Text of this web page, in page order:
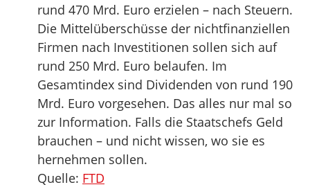
rund 470 Mrd. Euro erzielen – nach Steuern.
Die Mittelüberschüsse der nichtfinanziellen
Firmen nach Investitionen sollen sich auf
rund 250 Mrd. Euro belaufen. Im
Gesamtindex sind Dividenden von rund 190
Mrd. Euro vorgesehen. Das alles nur mal so
zur Information. Falls die Staatschefs Geld
brauchen – und nicht wissen, wo sie es
hernehmen sollen.
Quelle: FTD